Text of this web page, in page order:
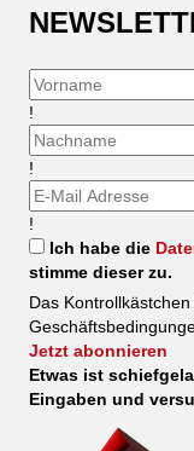
!
!
!
Ich habe die
stimme dieser zu.
Das
Jetzt abonnieren
Etwas ist
Eingaben und